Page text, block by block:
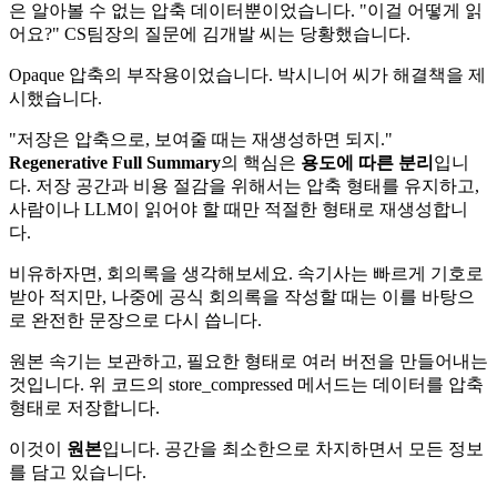
은 알아볼 수 없는 압축 데이터뿐이었습니다. "이걸 어떻게 읽
어요?" CS팀장의 질문에 김개발 씨는 당황했습니다.
Opaque 압축의 부작용이었습니다. 박시니어 씨가 해결책을 제
시했습니다.
"저장은 압축으로, 보여줄 때는 재생성하면 되지."
Regenerative Full Summary의 핵심은 용도에 따른 분리 입니
다. 저장 공간과 비용 절감을 위해서는 압축 형태를 유지하고,
사람이나 LLM이 읽어야 할 때만 적절한 형태로 재생성합니
다.
비유하자면, 회의록을 생각해보세요. 속기사는 빠르게 기호로
받아 적지만, 나중에 공식 회의록을 작성할 때는 이를 바탕으
로 완전한 문장으로 다시 씁니다.
원본 속기는 보관하고, 필요한 형태로 여러 버전을 만들어내는
것입니다. 위 코드의 store_compressed 메서드는 데이터를 압축
형태로 저장합니다.
이것이 원본입니다. 공간을 최소한으로 차지하면서 모든 정보
를 담고 있습니다.